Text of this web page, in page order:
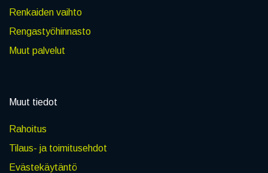
Renkaiden vaihto
Rengastyöhinnasto
Muut palvelut
Muut tiedot
Rahoitus
Tilaus- ja toimitusehdot
Evästekäytäntö